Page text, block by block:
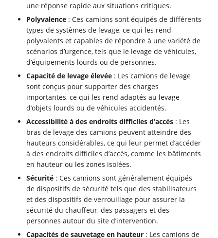
une réponse rapide aux situations critiques.
Polyvalence : Ces camions sont équipés de différents
types de systèmes de levage, ce qui les rend
polyvalents et capables de répondre à une variété de
scénarios d’urgence, tels que le levage de véhicules,
d’équipements lourds ou de personnes.
Capacité de levage élevée : Les camions de levage
sont conçus pour supporter des charges
importantes, ce qui les rend adaptés au levage
d’objets lourds ou de véhicules accidentés.
Accessibilité à des endroits difficiles d’accès : Les
bras de levage des camions peuvent atteindre des
hauteurs considérables, ce qui leur permet d’accéder
à des endroits difficiles d’accès, comme les bâtiments
en hauteur ou les zones isolées.
Sécurité : Ces camions sont généralement équipés
de dispositifs de sécurité tels que des stabilisateurs
et des dispositifs de verrouillage pour assurer la
sécurité du chauffeur, des passagers et des
personnes autour du site d’intervention.
Capacités de sauvetage en hauteur : Les camions de